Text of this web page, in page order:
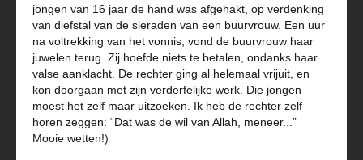
jongen van 16 jaar de hand was afgehakt, op verdenking
van diefstal van de sieraden van een buurvrouw. Een uur
na voltrekking van het vonnis, vond de buurvrouw haar
juwelen terug. Zij hoefde niets te betalen, ondanks haar
valse aanklacht. De rechter ging al helemaal vrijuit, en
kon doorgaan met zijn verderfelijke werk. Die jongen
moest het zelf maar uitzoeken. Ik heb de rechter zelf
horen zeggen: “Dat was de wil van Allah, meneer...”
Mooie wetten!)